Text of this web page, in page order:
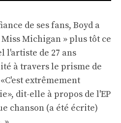
de ses fans, Boyd a
Michigan » plus tôt ce
l'artiste de 27 ans
à travers le prisme de
extrêmement
dit-elle à propos de l'EP
chanson (a été écrite)